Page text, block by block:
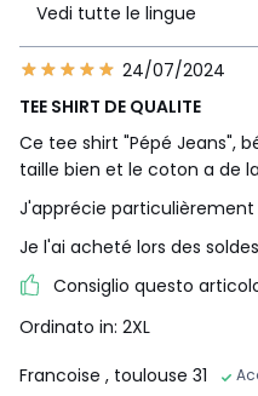
Vedi tutte le lingue
24/07/2024
TEE SHIRT DE QUALITE
Ce tee shirt "Pépé Jeans",
taille bien et le coton a de
J'apprécie
Je l'ai acheté lors des
Consiglio questo
Ordinato in: 2XL
Francoise , toulouse 31